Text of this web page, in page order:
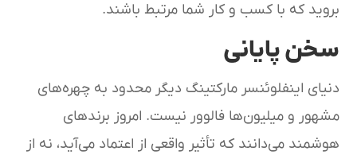
بروید که با کسب و کار شما مرتبط باشند.
سخن پایانی
دنیای اینفلوئنسر مارکتینگ دیگر محدود به چهره‌های
مشهور و میلیون‌ها فالوور نیست. امروز برندهای
هوشمند می‌دانند که تأثیر واقعی از اعتماد می‌آید، نه از